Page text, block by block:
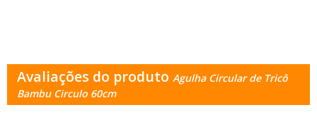
Avaliações do produto Agulha Circular de Tricô
Bambu Circulo 60cm